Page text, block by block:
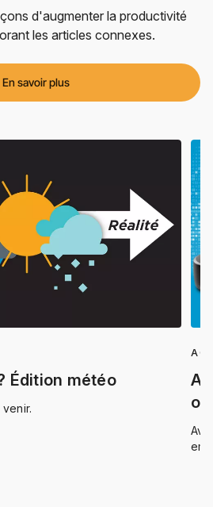
d'augmenter la productivité
les articles connexes.
En savoir plus
Édition météo